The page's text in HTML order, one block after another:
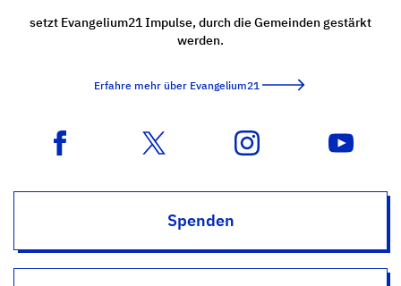
setzt Evangelium21 Impulse, durch die Gemeinden gestärkt
werden.
Erfahre mehr über Evangelium21
Spenden